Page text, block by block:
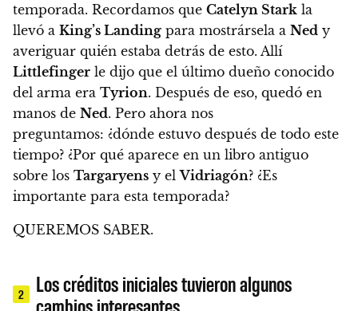
temporada. Recordamos que Catelyn Stark la
llevó a King’s Landing para mostrársela a Ned y
averiguar quién estaba detrás de esto. Allí
Littlefinger le dijo que el último dueño conocido
del arma era Tyrion. Después de eso, quedó en
manos de Ned. Pero ahora nos
preguntamos: ¿dónde estuvo después de todo este
tiempo? ¿Por qué aparece en un libro antiguo
sobre los Targaryens y elVidriagón? ¿Es
importante para esta temporada?
QUEREMOS SABER.
2
Los créditos iniciales tuvieron algunos
cambios interesantes